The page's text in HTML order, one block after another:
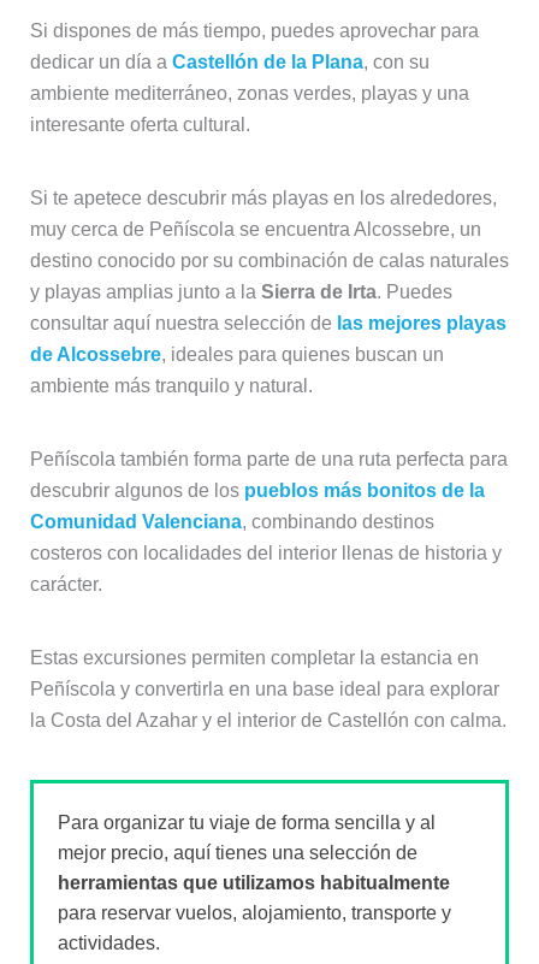
Si dispones de más tiempo, puedes aprovechar para
dedicar un día a Castellón de la Plana, con su
ambiente mediterráneo, zonas verdes, playas y una
interesante oferta cultural.
Si te apetece descubrir más playas en los alrededores,
muy cerca de Peñíscola se encuentra Alcossebre, un
destino conocido por su combinación de calas naturales
y playas amplias junto a la Sierra de Irta. Puedes
consultar aquí nuestra selección de las mejores playas
de Alcossebre, ideales para quienes buscan un
ambiente más tranquilo y natural.
Peñíscola también forma parte de una ruta perfecta para
descubrir algunos de los pueblos más bonitos de la
Comunidad Valenciana, combinando destinos
costeros con localidades del interior llenas de historia y
carácter.
Estas excursiones permiten completar la estancia en
Peñíscola y convertirla en una base ideal para explorar
la Costa del Azahar y el interior de Castellón con calma.
Para organizar tu viaje de forma sencilla y al
mejor precio, aquí tienes una selección de
herramientas que utilizamos habitualmente
para reservar vuelos, alojamiento, transporte y
actividades.